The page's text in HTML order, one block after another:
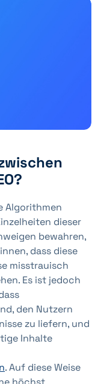
Algorithmen
dieser
bewahren,
dass diese
misstrauisch
Es ist jedoch
den Nutzern
zu liefern, und
Inhalte
. Auf diese Weise